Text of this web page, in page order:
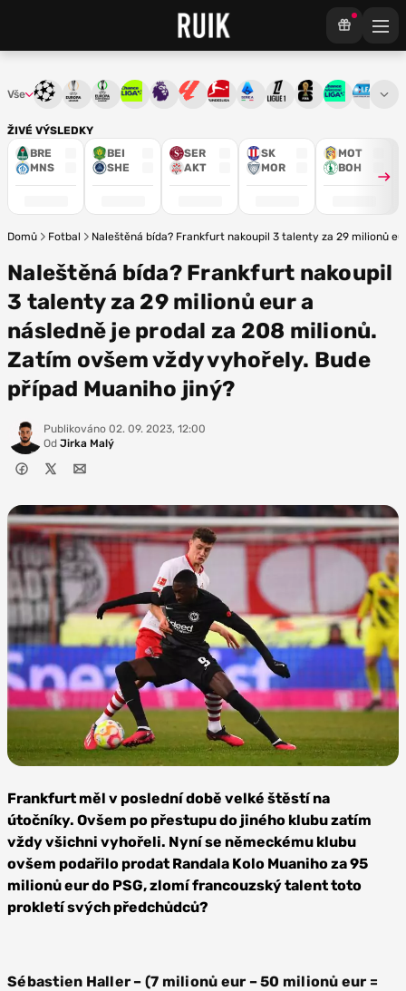
ŽIVÉ VÝSLEDKY
BRE
MNS
BEI
SHE
SER
AKT
SK
MOR
MOT
BOH
Vše Liga mistrůEvropská liga
Konferenční liga
Chance ligaPremier League
La LigaBundesliga
Serie ALigue 1Mistrovství světa
Chance3. ČFL
Domů Fotbal Naleštěná bída? Frankfurt nakoupil 3 talenty za 29 milionů
Naleštěná bída? Frankfurt nakoupil
3 talenty za 29 milionů eur a
následně je prodal za 208 milionů.
Zatím ovšem vždy vyhořely. Bude
případ Muaniho jiný?
Publikováno 02. 09. 2023, 12:00
Od Jirka Malý
Depositphotos
Frankfurt měl v poslední době velké štěstí na
útočníky. Ovšem po přestupu do jiného klubu zatím
vždy všichni vyhořeli. Nyní se německému klubu
ovšem podařilo prodat Randala Kolo Muaniho za 95
milionů eur do PSG, zlomí francouzský talent toto
prokletí svých předchůdců?
Sébastien Haller – (7 milionů eur – 50 milionů eur =